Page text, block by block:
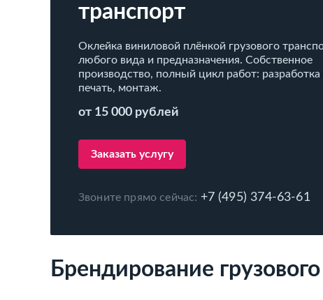
транспорт
Оклейка виниловой плёнкой грузового
любого вида и предназначения. Собственное
производство, полный цикл работ: разработка
печать, монтаж.
от 15 000 рублей
Заказать услугу
Звоните прямо сейчас: +7 (495) 374-63-61
Брендирование